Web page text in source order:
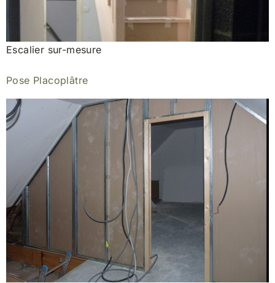
Escalier sur-mesure
Pose Placoplâtre